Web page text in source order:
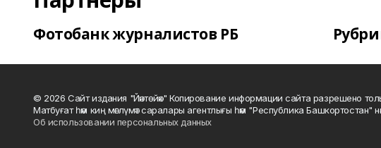
Фотобанк журналистов РБ
© 2026 Сайт издания "Йәнтөйәк" Копирование информации сайта разрешено
Матбуғат һәм киң мәғлүмәт саралары агентлығы һәм "Республика Башкортостан"
Об использовании персональных данных